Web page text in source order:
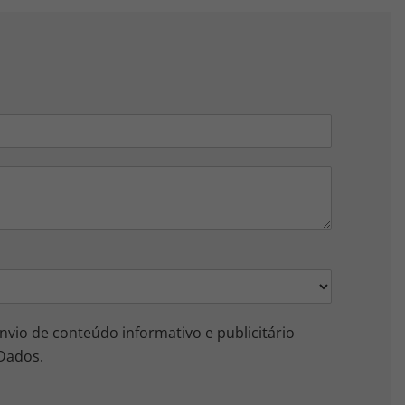
de conteúdo informativo e publicitário